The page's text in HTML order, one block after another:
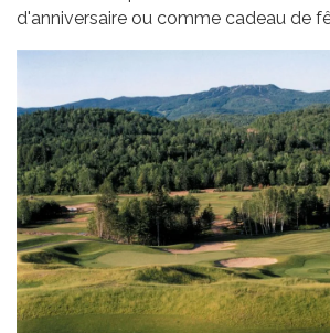
d'anniversaire ou comme cadeau de